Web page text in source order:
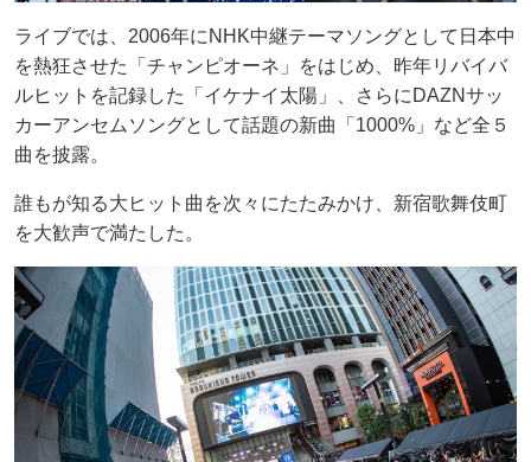
ライブでは、2006年にNHK中継テーマソングとして日本中
を熱狂させた「チャンピオーネ」をはじめ、昨年リバイバ
ルヒットを記録した「イケナイ太陽」、さらにDAZNサッ
カーアンセムソングとして話題の新曲「1000%」など全５
曲を披露。
誰もが知る大ヒット曲を次々にたたみかけ、新宿歌舞伎町
を大歓声で満たした。